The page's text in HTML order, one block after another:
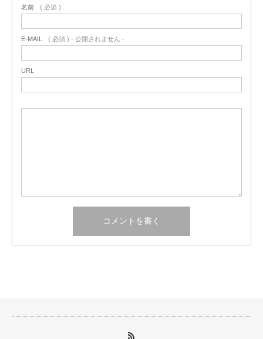
名前 ( 必須 )
E-MAIL ( 必須 ) - 公開されません -
URL